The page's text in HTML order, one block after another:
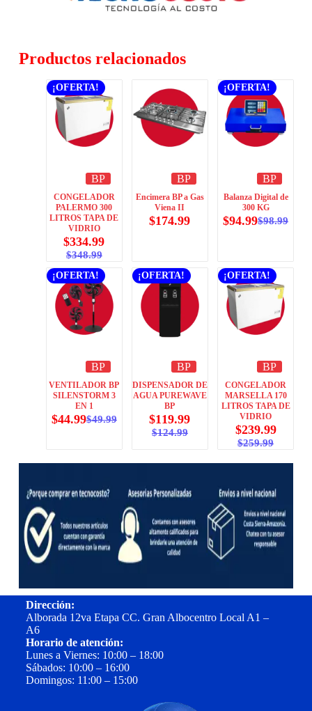
Productos relacionados
¡OFERTA!
BP
CONGELADOR
PALERMO 300
LITROS TAPA DE
VIDRIO
$348.99
$334.99
BP
Encimera BP a Gas
Viena II
$174.99
¡OFERTA!
BP
Balanza Digital de
300 KG
$98.99
$94.99
¡OFERTA!
BP
VENTILADOR BP
SILENSTORM 3
EN 1
$49.99
$44.99
¡OFERTA!
BP
DISPENSADOR DE
AGUA PUREWAVE
BP
$124.99
$119.99
¡OFERTA!
BP
CONGELADOR
MARSELLA 170
LITROS TAPA DE
VIDRIO
$259.99
$239.99
Dirección:
Alborada 12va Etapa CC. Gran Albocentro Local A1 –
A6
Horario de atención:
Lunes a Viernes: 10:00 – 18:00
Sábados: 10:00 – 16:00
Domingos: 11:00 – 15:00